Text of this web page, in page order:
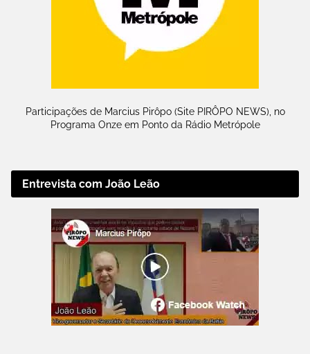
Participações de Marcius Pirôpo (Site PIRÔPO NEWS), no
Programa Onze em Ponto da Rádio Metrópole
Entrevista com João Leão